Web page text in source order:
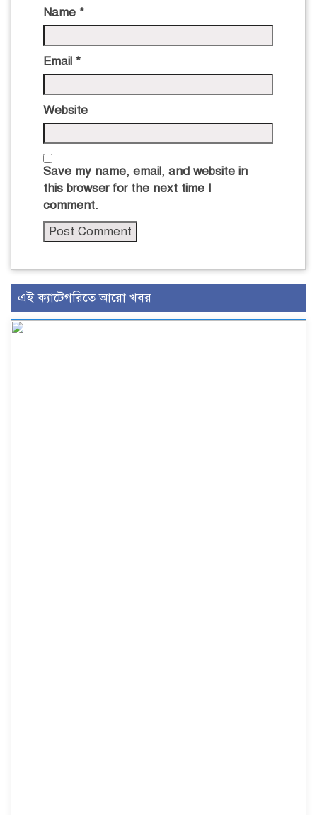
Name *
Email *
Website
Save my name, email, and website in
this browser for the next time I
comment.
এই ক্যাটেগরিতে আরো খবর